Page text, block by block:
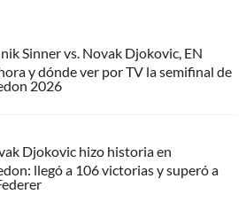
Sinner vs. Novak Djokovic, EN
y dónde ver por TV la semifinal de
2026
Djokovic hizo historia en
llegó a 106 victorias y superó a